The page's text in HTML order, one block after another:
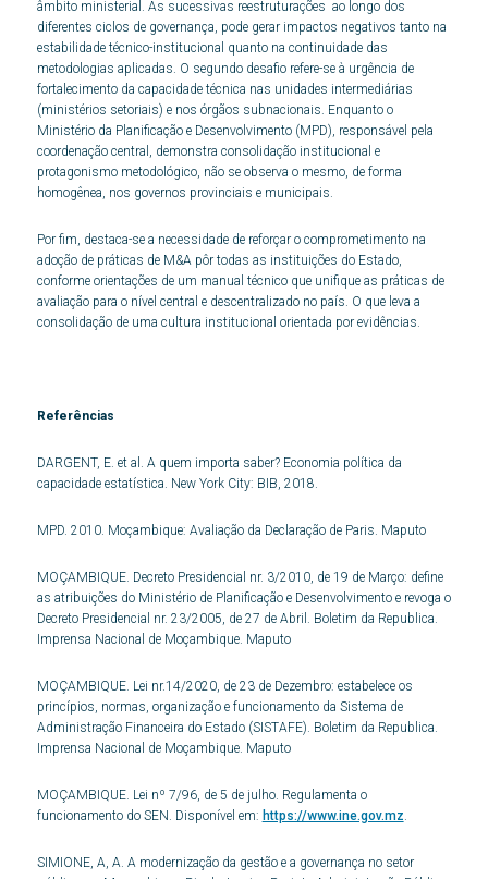
âmbito ministerial. As sucessivas reestruturações ao longo dos
diferentes ciclos de governança, pode gerar impactos negativos tanto na
estabilidade técnico-institucional quanto na continuidade das
metodologias aplicadas. O segundo desafio refere-se à urgência de
fortalecimento da capacidade técnica nas unidades intermediárias
(ministérios setoriais) e nos órgãos subnacionais. Enquanto o
Ministério da Planificação e Desenvolvimento (MPD), responsável pela
coordenação central, demonstra consolidação institucional e
protagonismo metodológico, não se observa o mesmo, de forma
homogênea, nos governos provinciais e municipais.
Por fim, destaca-se a necessidade de reforçar o comprometimento na
adoção de práticas de M&A pôr todas as instituições do Estado,
conforme orientações de um manual técnico que unifique as práticas de
avaliação para o nível central e descentralizado no país. O que leva a
consolidação de uma cultura institucional orientada por evidências.
Referências
DARGENT, E. et al. A quem importa saber? Economia política da
capacidade estatística. New York City: BIB, 2018.
MPD. 2010. Moçambique: Avaliação da Declaração de Paris. Maputo
MOÇAMBIQUE. Decreto Presidencial nr. 3/2010, de 19 de Março: define
as atribuições do Ministério de Planificação e Desenvolvimento e revoga o
Decreto Presidencial nr. 23/2005, de 27 de Abril. Boletim da Republica.
Imprensa Nacional de Moçambique. Maputo
MOÇAMBIQUE. Lei nr.14/2020, de 23 de Dezembro: estabelece os
princípios, normas, organização e funcionamento da Sistema de
Administração Financeira do Estado (SISTAFE). Boletim da Republica.
Imprensa Nacional de Moçambique. Maputo
MOÇAMBIQUE. Lei nº 7/96, de 5 de julho. Regulamenta o
funcionamento do SEN. Disponível em: https://www.ine.gov.mz.
SIMIONE, A, A. A modernização da gestão e a governança no setor